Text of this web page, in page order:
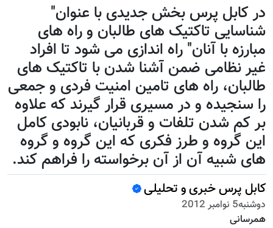
در کابل پرس بخش جدیدی با عنوان"
شناسایی تاکتیک های طالبان و راه های
مبارزه با آنان" راه اندازی می شود تا افراد
غیر نظامی ضمن آشنا شدن با تاکتیک های
طالبان، راه های تامین امنیت فردی و جمعی
را سنجیده و در مسیری قرار گیرند که علاوه
بر کم شدن تلفات و قربانیان، نابودی کامل
این گروه و طرز فکری که این گروه و گروه
های شبیه آن از آن برخواسته را فراهم کند.
کابل پرس خبری و تحلیلی
دوشنبه5 نوامبر 2012
همرسانی